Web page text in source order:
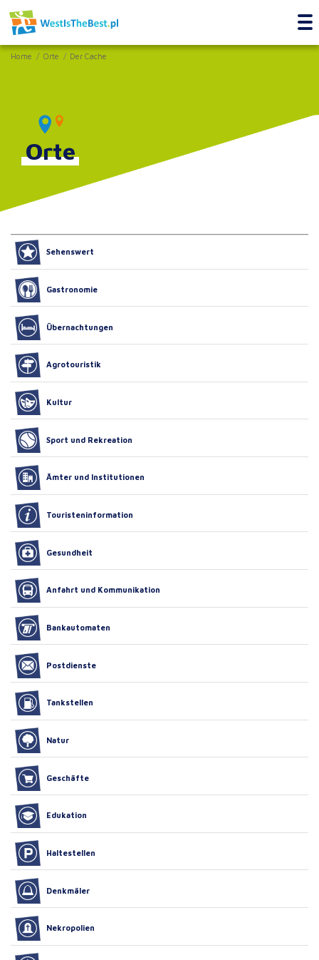
Home Orte Der Cache
Orte
Sehenswert
Gastronomie
Übernachtungen
Agrotouristik
Kultur
Sport und Rekreation
Ämter und Institutionen
Touristeninformation
Gesundheit
Anfahrt und Kommunikation
Bankautomaten
Postdienste
Tankstellen
Natur
Geschäfte
Edukation
Haltestellen
Denkmäler
Nekropolien